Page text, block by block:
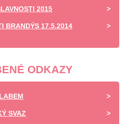
2015
BRANDÝS 17.5.2014
ODKAZY
SVAZ